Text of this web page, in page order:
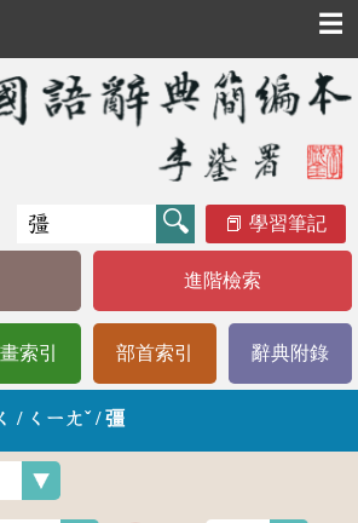
☰
學習筆記
進階檢索
索引 部首索引 辭典附錄
ㄑ / ㄑㄧㄤˇ / 彊